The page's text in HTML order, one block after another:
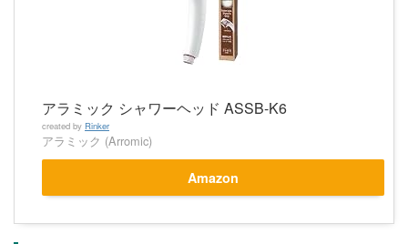
アラミック シャワーヘッド ASSB-K6
created by Rinker
アラミック (Arromic)
Amazon